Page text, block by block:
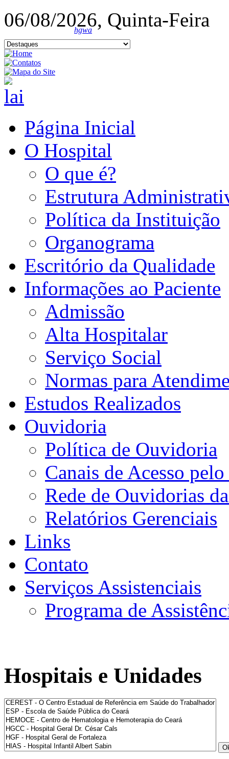
06/08/2026, Quinta-Feira
hgwa
Página Inicial
O Hospital
O que é?
Estrutura
Política da Instituição
Organograma
Escritório da Qualidade
Informações ao Paciente
Admissão
Alta Hospitalar
Serviço Social
Normas para
Estudos Realizados
Ouvidoria
Política de Ouvidoria
Canais de Acesso
Rede de Ouvidorias
Relatórios Gerenciais
Links
Contato
Serviços Assistenciais
Programa de
Hospitais e Unidades